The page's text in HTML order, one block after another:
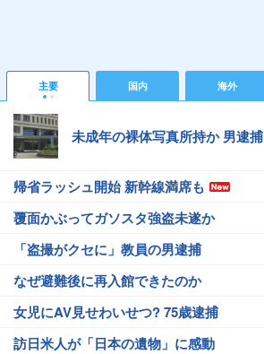
主要 国内 海外
未成年の裸体写真所持か 男逮捕
帰省ラッシュ開始 新幹線満席も
覆面かぶってガソスタ強盗未遂か
「盗撮がクセに」教員の男逮捕
なぜ避難後に再入館できたのか
女児にAV見せわいせつ? 75歳逮捕
訪日米人が「日本の遺物」に感動